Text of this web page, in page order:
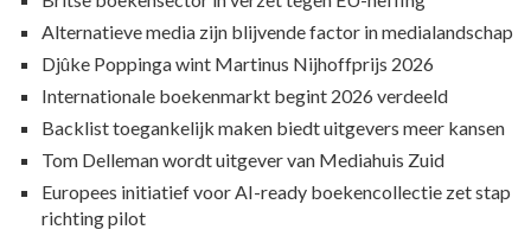
Alternatieve media zijn blijvende factor in medialandschap
Djûke Poppinga wint Martinus Nijhoffprijs 2026
Internationale boekenmarkt begint 2026 verdeeld
Backlist toegankelijk maken biedt uitgevers meer kansen
Tom Delleman wordt uitgever van Mediahuis Zuid
Europees initiatief voor AI-ready boekencollectie zet stap
richting pilot